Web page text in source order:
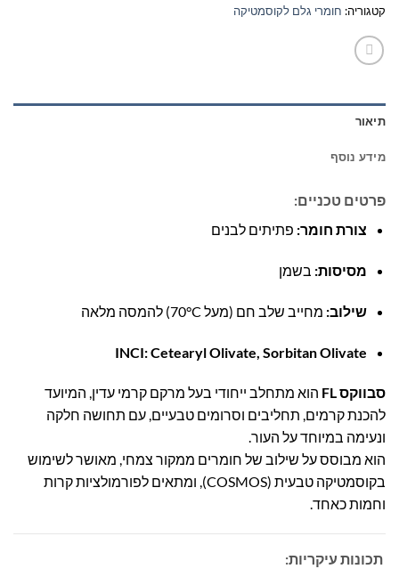
קטגוריה: חומרי גלם לקוסמטיקה
תיאור
מידע נוסף
פרטים טכניים:
צורת חומר: פתיתים לבנים
מסיסות: בשמן
שילוב: מחייב שלב חם (מעל 70°C) להמסה מלאה
INCI:Cetearyl Olivate, Sorbitan Olivate
סבווקס FL
הוא מתחלב ייחודי בעל מרקם קרמי עדין, המיועד
להכנת קרמים, תחליבים וסרומים טבעיים, עם תחושה חלקה
ונעימה במיוחד על העור.
הוא מבוסס על שילוב של חומרים ממקור צמחי, מאושר לשימוש
בקוסמטיקה טבעית (COSMOS), ומתאים לפורמולציות קרות
וחמות כאחד.
תכונות עיקריות: